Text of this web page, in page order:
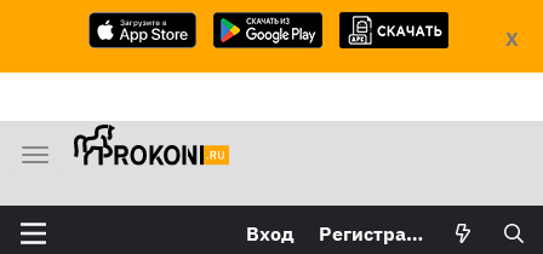
X
М
н
ю
Вход Регистрация